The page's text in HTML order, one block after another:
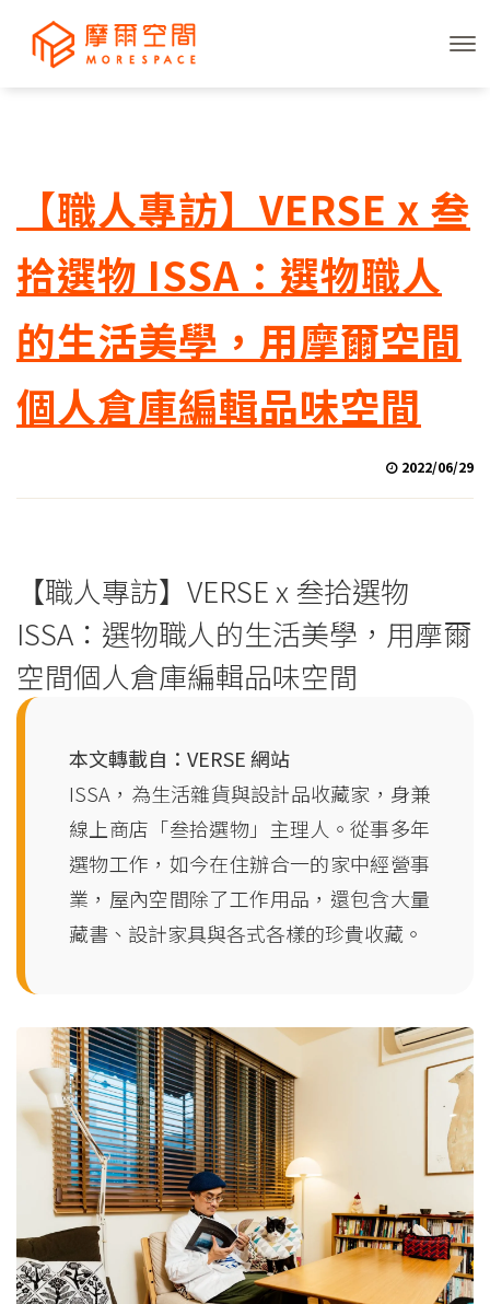
【職人專訪】VERSE x 叁
拾選物 ISSA：選物職人
的生活美學，用摩爾空間
個人倉庫編輯品味空間
2022/06/29
【職人專訪】VERSE x 叁拾選物
ISSA：選物職人的生活美學，用摩爾
空間個人倉庫編輯品味空間
本文轉載自：VERSE 網站
ISSA，為生活雜貨與設計品收藏家，身兼
線上商店「叁拾選物」主理人。從事多年
選物工作，如今在住辦合一的家中經營事
業，屋內空間除了工作用品，還包含大量
藏書、設計家具與各式各樣的珍貴收藏。